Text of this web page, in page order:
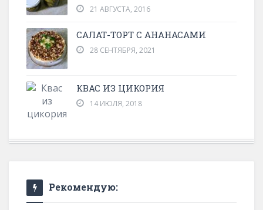
21 АВГУСТА, 2016
САЛАТ-ТОРТ С АНАНАСАМИ
28 СЕНТЯБРЯ, 2021
КВАС ИЗ ЦИКОРИЯ
14 ИЮЛЯ, 2018
Рекомендую: